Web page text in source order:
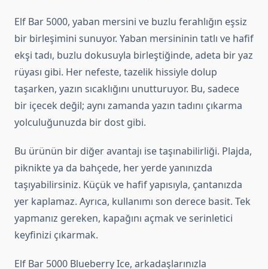
Elf Bar 5000, yaban mersini ve buzlu ferahlığın eşsiz
bir birleşimini sunuyor. Yaban mersininin tatlı ve hafif
ekşi tadı, buzlu dokusuyla birleştiğinde, adeta bir yaz
rüyası gibi. Her nefeste, tazelik hissiyle dolup
taşarken, yazın sıcaklığını unutturuyor. Bu, sadece
bir içecek değil; aynı zamanda yazın tadını çıkarma
yolculuğunuzda bir dost gibi.
Bu ürünün bir diğer avantajı ise taşınabilirliği. Plajda,
piknikte ya da bahçede, her yerde yanınızda
taşıyabilirsiniz. Küçük ve hafif yapısıyla, çantanızda
yer kaplamaz. Ayrıca, kullanımı son derece basit. Tek
yapmanız gereken, kapağını açmak ve serinletici
keyfinizi çıkarmak.
Elf Bar 5000 Blueberry Ice, arkadaşlarınızla